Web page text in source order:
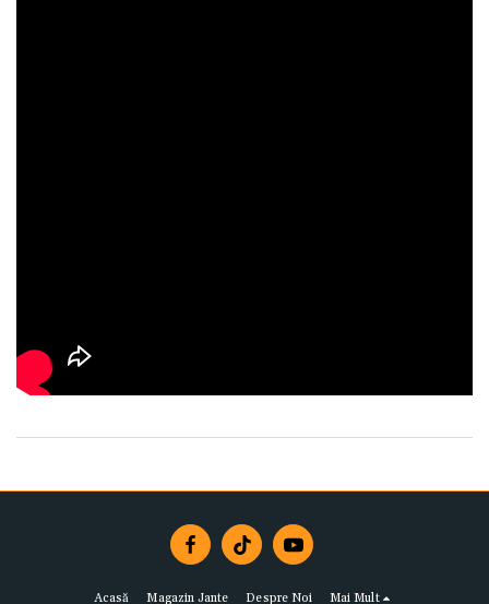
Acasă Magazin Jante Despre Noi Mai Mult